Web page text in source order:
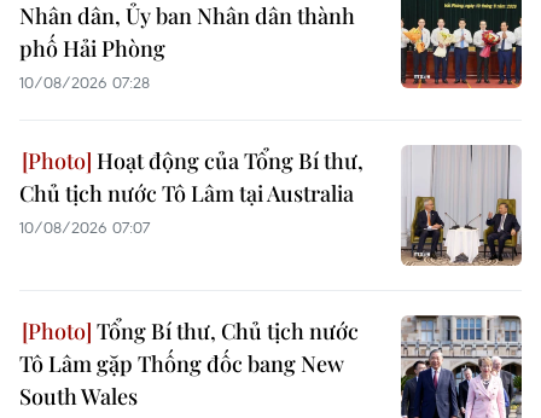
Nhân dân, Ủy ban Nhân dân thành
phố Hải Phòng
10/08/2026 07:28
Hoạt động của Tổng Bí thư,
Chủ tịch nước Tô Lâm tại Australia
10/08/2026 07:07
Tổng Bí thư, Chủ tịch nước
Tô Lâm gặp Thống đốc bang New
South Wales